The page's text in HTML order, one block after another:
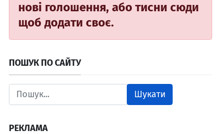
нові голошення, або тисни сюди
щоб додати своє.
ПОШУК ПО САЙТУ
Шукати
РЕКЛАМА